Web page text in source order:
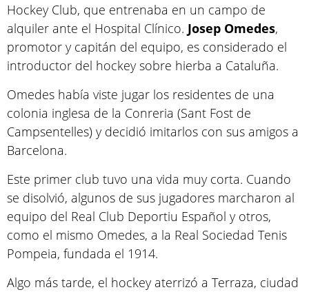
Hockey Club, que entrenaba en un campo de
alquiler ante el Hospital Clínico. Josep Omedes,
promotor y capitán del equipo, es considerado el
introductor del hockey sobre hierba a Cataluña.
Omedes había viste jugar los residentes de una
colonia inglesa de la Conreria (Sant Fost de
Campsentelles) y decidió imitarlos con sus amigos a
Barcelona.
Este primer club tuvo una vida muy corta. Cuando
se disolvió, algunos de sus jugadores marcharon al
equipo del Real Club Deportiu Español y otros,
como el mismo Omedes, a la Real Sociedad Tenis
Pompeia, fundada el 1914.
Algo más tarde, el hockey aterrizó a Terraza, ciudad